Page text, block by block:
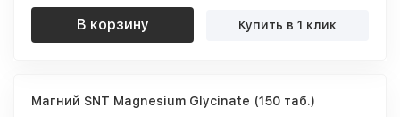
В корзину Купить в 1 клик
Магний SNT Magnesium Glycinate (150 таб.)